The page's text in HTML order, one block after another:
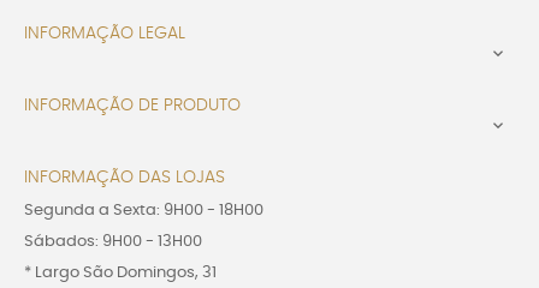
INFORMAÇÃO LEGAL

INFORMAÇÃO DE PRODUTO

INFORMAÇÃO DAS LOJAS
Segunda a Sexta: 9H00 - 18H00
Sábados: 9H00 - 13H00
* Largo São Domingos, 31